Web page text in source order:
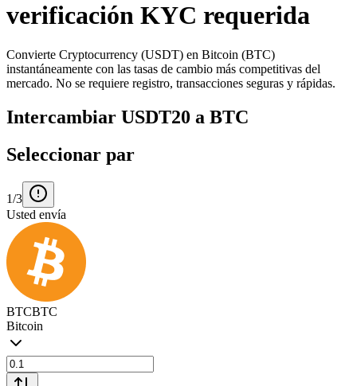
verificación KYC requerida
Convierte Cryptocurrency (USDT) en Bitcoin (BTC)
instantáneamente con las tasas de cambio más competitivas del
mercado. No se requiere registro, transacciones seguras y rápidas.
Intercambiar USDT20 a BTC
Seleccionar par
1/3
Usted envía
BTCBTC
Bitcoin